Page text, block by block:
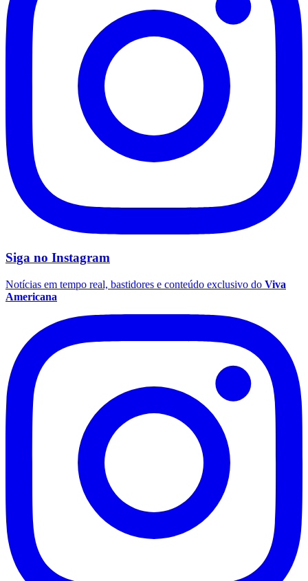
Siga no Instagram
Notícias em tempo real, bastidores e conteúdo exclusivo do Viva
Americana